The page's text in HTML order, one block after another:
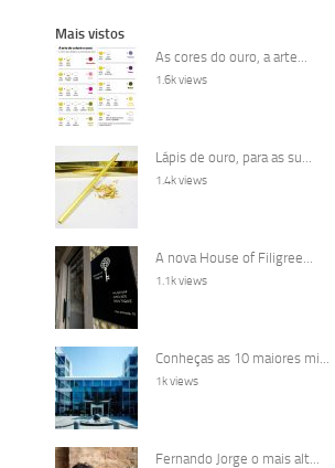
Mais vistos
As cores do ouro, a arte...
1.6k views
Lápis de ouro, para as su...
1.4k views
A nova House of Filigree...
1.1k views
Conheças as 10 maiores mi...
1k views
Fernando Jorge o mais alt...